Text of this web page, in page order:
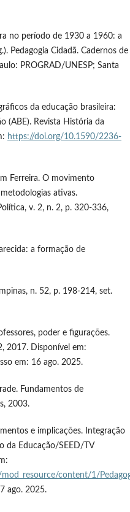
no período de 1930 a 1960: a
Pedagogia Cidadã. Cadernos de
PROGRAD/UNESP; Santa
da educação brasileira:
(ABE). Revista História da
https://doi.org/10.1590/2236-
Ferreira. O movimento
ativas.
v. 2, n. 2, p. 320-336,
a formação de
n. 52, p. 198-214, set.
poder e figurações.
2017. Disponível em:
em: 16 ago. 2025.
Fundamentos de
2003.
e implicações. Integração
da Educação/SEED/TV
content/1/
ago. 2025.